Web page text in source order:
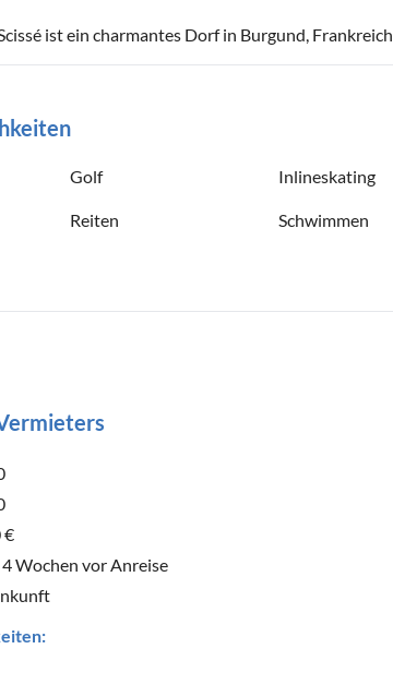
ist ein charmantes Dorf in Burgund, Frankreich.
Golf Inlineskating
Reiten Schwimmen
€
4 Wochen vor Anreise